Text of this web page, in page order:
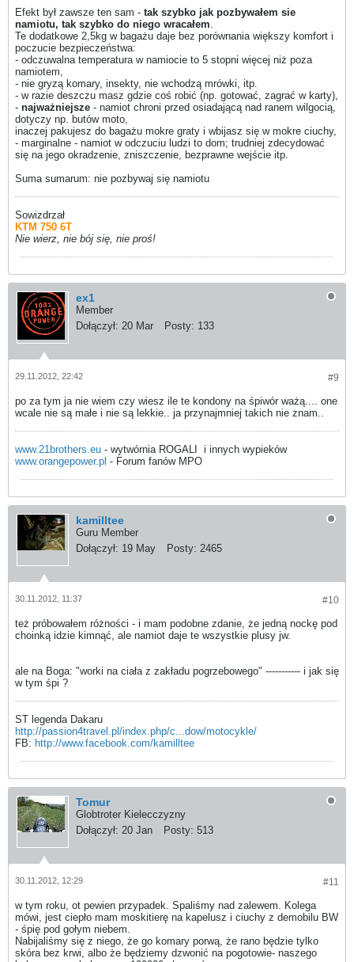
Efekt był zawsze ten sam - tak szybko jak pozbywałem sie
namiotu, tak szybko do niego wracałem.
Te dodatkowe 2,5kg w bagażu daje bez porównania większy komfort i
poczucie bezpieczeństwa:
- odczuwalna temperatura w namiocie to 5 stopni więcej niż poza
namiotem,
- nie gryzą komary, insekty, nie wchodzą mrówki, itp.
- w razie deszczu masz gdzie coś robić (np. gotować, zagrać w karty),
- najważniejsze - namiot chroni przed osiadającą nad ranem wilgocią,
dotyczy np. butów moto,
inaczej pakujesz do bagażu mokre graty i wbijasz się w mokre ciuchy,
- marginalne - namiot w odczuciu ludzi to dom; trudniej zdecydować
się na jego okradzenie, zniszczenie, bezprawne wejście itp.
Suma sumarum: nie pozbywaj się namiotu
Sowizdrzał
KTM 750 6T
Nie wierz, nie bój się, nie proś!
ex1
Member
Dołączył: 20 Mar Posty: 133
#9
29.11.2012, 22:42
po za tym ja nie wiem czy wiesz ile te kondony na śpiwór ważą.... one
wcale nie są małe i nie są lekkie.. ja przynajmniej takich nie znam..
www.21brothers.eu - wytwórnia ROGALI
i innych wypieków
www.orangepower.pl - Forum fanów MPO
kamilltee
Guru Member
Dołączył: 19 May Posty: 2465
#10
30.11.2012, 11:37
też próbowałem różności - i mam podobne zdanie, że jedną nockę pod
choinką idzie kimnąć, ale namiot daje te wszystkie plusy jw.
ale na Boga: "worki na ciała z zakładu pogrzebowego" ----------- i jak się
w tym śpi ?
ST legenda Dakaru
http://passion4travel.pl/index.php/c...dow/motocykle/
FB: http://www.facebook.com/kamilltee
Tomur
Globtroter Kielecczyzny
Dołączył: 20 Jan Posty: 513
#11
30.11.2012, 12:29
w tym roku, ot pewien przypadek. Spaliśmy nad zalewem. Kolega
mówi, jest ciepło mam moskitierę na kapelusz i ciuchy z demobilu BW
- śpię pod gołym niebem.
Nabijaliśmy się z niego, że go komary porwą, że rano będzie tylko
skóra bez krwi, albo że będziemy dzwonić na pogotowie- naszego